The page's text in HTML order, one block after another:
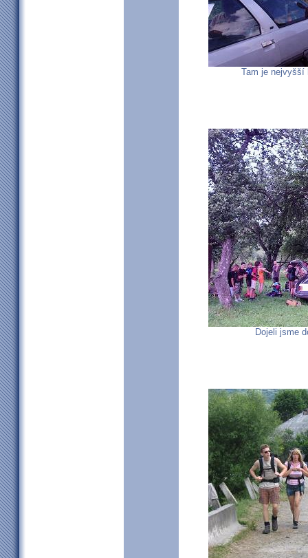
Tam je nejvyšší
Dojeli jsme